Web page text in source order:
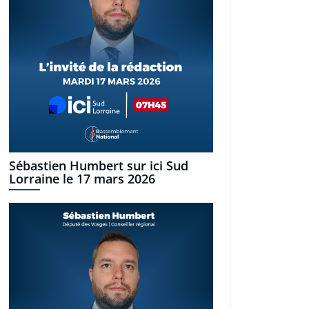
Sébastien Humbert sur ici Sud
Lorraine le 17 mars 2026